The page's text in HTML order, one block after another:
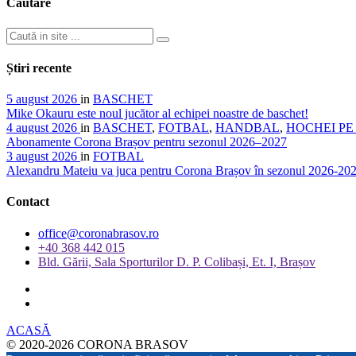
Căutare
Știri recente
5 august 2026 in BASCHET
Mike Okauru este noul jucător al echipei noastre de baschet!
4 august 2026 in BASCHET, FOTBAL, HANDBAL, HOCHEI
Abonamente Corona Brașov pentru sezonul 2026–2027
3 august 2026 in FOTBAL
Alexandru Mateiu va juca pentru Corona Brașov în sezonul 2026-
Contact
office@coronabrasov.ro
+40 368 442 015
Bld. Gării, Sala Sporturilor D. P. Colibași, Et. I, Brașov
ACASĂ
© 2020-2026 CORONA BRASOV